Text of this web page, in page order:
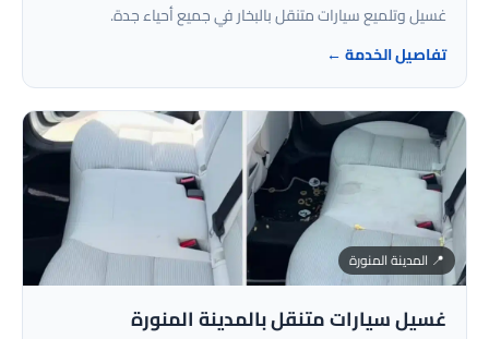
غسيل وتلميع سيارات متنقل بالبخار في جميع أحياء جدة.
تفاصيل الخدمة ←
📍 المدينة المنورة
غسيل سيارات متنقل بالمدينة المنورة